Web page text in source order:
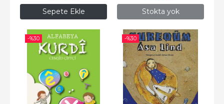
Sepete Ekle Stokta yok
-%30 -%30